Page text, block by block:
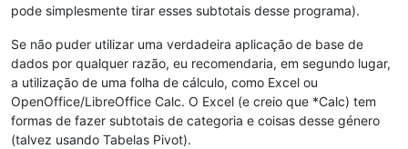
pode simplesmente tirar esses subtotais desse programa).
Se não puder utilizar uma verdadeira aplicação de base de
dados por qualquer razão, eu recomendaria, em segundo lugar,
a utilização de uma folha de cálculo, como Excel ou
OpenOffice/LibreOffice Calc. O Excel (e creio que *Calc) tem
formas de fazer subtotais de categoria e coisas desse género
(talvez usando Tabelas Pivot).